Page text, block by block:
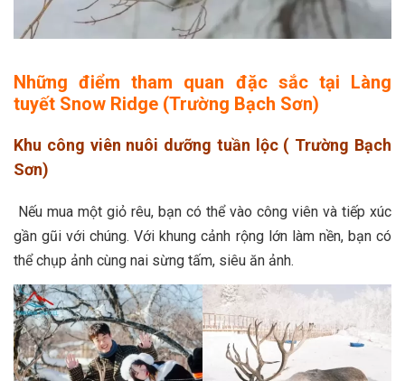
Những điểm tham quan đặc sắc tại Làng
tuyết Snow Ridge (Trường Bạch Sơn)
Khu công viên nuôi dưỡng tuần lộc ( Trường Bạch
Sơn)
Nếu mua một giỏ rêu, bạn có thể vào công viên và tiếp xúc
gần gũi với chúng. Với khung cảnh rộng lớn làm nền, bạn có
thể chụp ảnh cùng nai sừng tấm, siêu ăn ảnh.